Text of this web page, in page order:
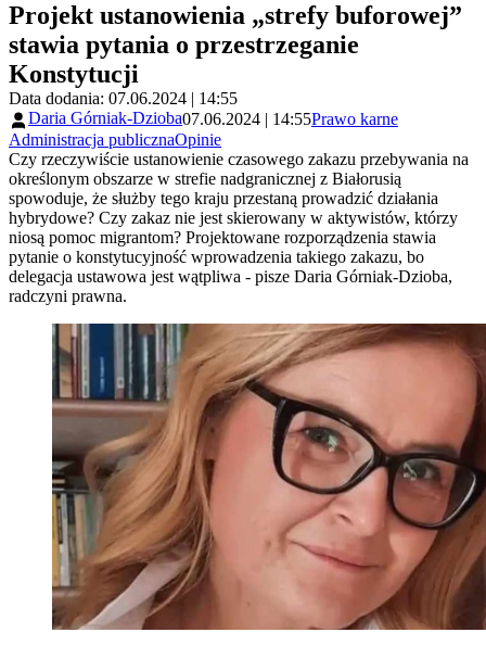
Projekt ustanowienia „strefy buforowej”
stawia pytania o przestrzeganie
Konstytucji
Data dodania: 07.06.2024 | 14:55
Daria Górniak-Dzioba07.06.2024 | 14:55Prawo karne
Administracja publicznaOpinie
Czy rzeczywiście ustanowienie czasowego zakazu przebywania na
określonym obszarze w strefie nadgranicznej z Białorusią
spowoduje, że służby tego kraju przestaną prowadzić działania
hybrydowe? Czy zakaz nie jest skierowany w aktywistów, którzy
niosą pomoc migrantom? Projektowane rozporządzenia stawia
pytanie o konstytucyjność wprowadzenia takiego zakazu, bo
delegacja ustawowa jest wątpliwa - pisze Daria Górniak-Dzioba,
radczyni prawna.